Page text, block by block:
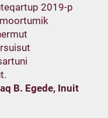
2019-p
B. Egede, Inuit